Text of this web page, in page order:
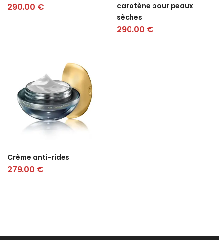
290.00 €
carotène pour peaux
sèches
290.00 €
Crème anti-rides
279.00 €